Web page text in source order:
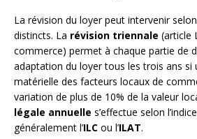
La révision du loyer peut intervenir
distincts. La révision triennale (article
commerce) permet à chaque partie de
adaptation du loyer tous les trois ans si
matérielle des facteurs locaux de
variation de plus de 10% de la valeur
légale annuelle s’effectue selon
généralement l’ILC ou l’ILAT.